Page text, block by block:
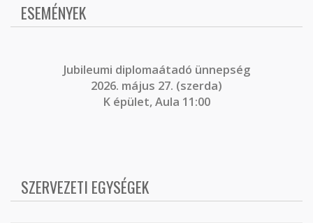
ESEMÉNYEK
Jubileumi diplomaátadó ünnepség
2026. május 27. (szerda)
K épület, Aula 11:00
SZERVEZETI EGYSÉGEK